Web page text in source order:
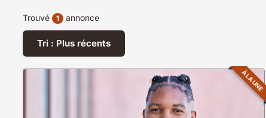
Trouvé 1 annonce
Tri : Plus récents
À LA UNE